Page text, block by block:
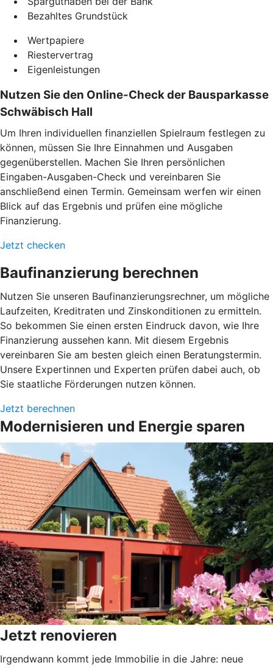
Bezahltes Grundstück
Wertpapiere
Riestervertrag
Eigenleistungen
Nutzen Sie den Online-Check der Bausparkasse
Schwäbisch Hall
Um Ihren individuellen finanziellen Spielraum festlegen zu
können, müssen Sie Ihre Einnahmen und Ausgaben
gegenüberstellen. Machen Sie Ihren persönlichen
Eingaben-Ausgaben-Check und vereinbaren Sie
anschließend einen Termin. Gemeinsam werfen wir einen
Blick auf das Ergebnis und prüfen eine mögliche
Finanzierung.
Jetzt checken
Baufinanzierung berechnen
Nutzen Sie unseren Baufinanzierungsrechner, um mögliche
Laufzeiten, Kreditraten und Zinskonditionen zu ermitteln.
So bekommen Sie einen ersten Eindruck davon, wie Ihre
Finanzierung aussehen kann. Mit diesem Ergebnis
vereinbaren Sie am besten gleich einen Beratungstermin.
Unsere Expertinnen und Experten prüfen dabei auch, ob
Sie staatliche Förderungen nutzen können.
Jetzt berechnen
Modernisieren und Energie sparen
Jetzt renovieren
Irgendwann kommt jede Immobilie in die Jahre: neue